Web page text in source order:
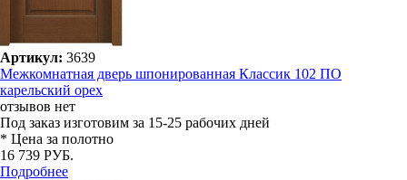
Артикул: 3639
Межкомнатная дверь шпонированная Классик 102 ПО
карельский орех
отзывов нет
Под заказ изготовим за 15-25 рабочих дней
* Цена за полотно
16 739 РУБ.
Подробнее